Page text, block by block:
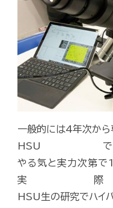
一般的には4年次から
やる気と実力次第で
実
HSU生の研究でハイ